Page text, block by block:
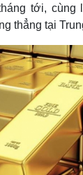
tới, cùng
thẳng tại